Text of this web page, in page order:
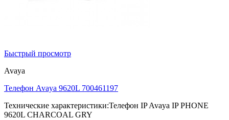
Быстрый просмотр
Avaya
Телефон Avaya 9620L 700461197
Технические характеристики:Телефон IP Avaya IP PHONE
9620L CHARCOAL GRY